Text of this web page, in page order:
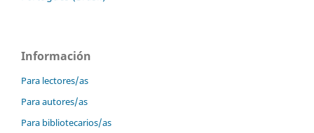
Información
Para lectores/as
Para autores/as
Para bibliotecarios/as